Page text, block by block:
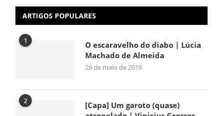
ARTIGOS POPULARES
1
O escaravelho do diabo | Lúcia
Machado de Almeida
26 de maio de 2019
2
[Capa] Um garoto (quase)